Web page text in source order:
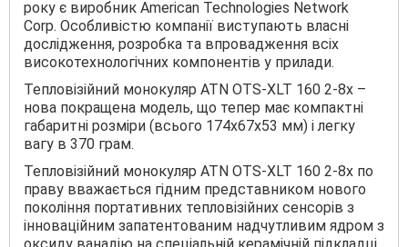
року є виробник American Technologies Network
Corp. Особливістю компанії виступають власні
дослідження, розробка та впровадження всіх
високотехнологічних компонентів у прилади.
Тепловізійний монокуляр ATN OTS-XLT 160 2-8x –
нова покращена модель, що тепер має компактні
габаритні розміри (всього 174х67х53 мм) і легку
вагу в 370 грам.
Тепловізійний монокуляр ATN OTS-XLT 160 2-8x по
праву вважається гідним представником нового
покоління портативних тепловізійних сенсорів з
інноваційним запатентованим надчутливим ядром з